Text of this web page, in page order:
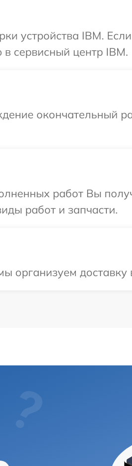
устройства IBM.
сервисный центр IBM.
окончательный
работ Вы
работ и запчасти.
доставку